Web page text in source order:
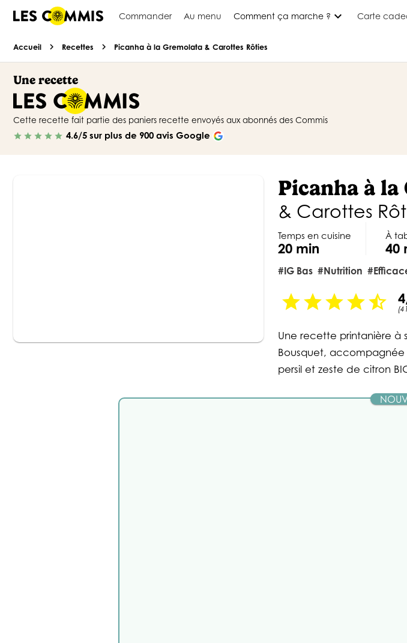
Commander Au menu Comment ça marche ? expand_more Carte
Accueil chevron_right Recettes chevron_right Picanha à la Gremolata & Carottes Rôties
Une recette
Cette recette fait partie des paniers recette envoyés aux abonnés des Commis
star star star star star 4.6/5 sur plus de 900 avis Google
Picanha à
& Carottes
Temps en cuisine
20 min
À
40
#IG Bas #nutrition
starstarstarstarstar_half
Une recette printanière à
Bousquet,
persil et zeste de citron